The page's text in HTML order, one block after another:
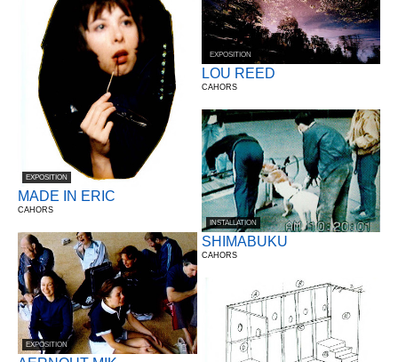
EXPOSITION
MADE IN ERIC
CAHORS
EXPOSITION
EXPOSITION
LOU REED
CAHORS
INSTALLATION
SHIMABUKU
CAHORS